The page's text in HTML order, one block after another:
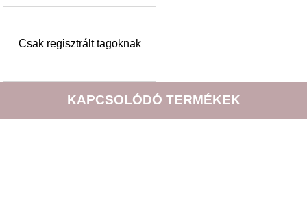
Csak regisztrált tagoknak
KAPCSOLÓDÓ TERMÉKEK